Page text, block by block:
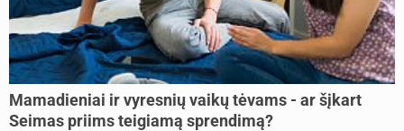
Mamadieniai ir vyresnių vaikų tėvams - ar šįkart
Seimas priims teigiamą sprendimą?